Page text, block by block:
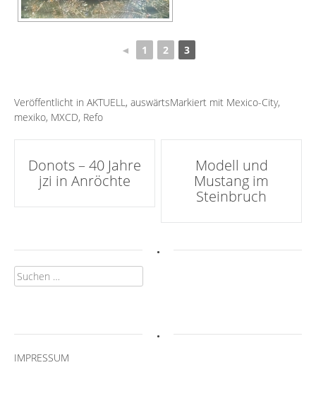
◄ 1 2 3
Veröffentlicht in AKTUELL, auswärtsMarkiert mit Mexico-City,
mexiko, MXCD, Refo
Artikel-
Navigation
Donots – 40 Jahre
jzi in Anröchte
Modell und
Mustang im
Steinbruch
.
Suchen
nach:
.
IMPRESSUM